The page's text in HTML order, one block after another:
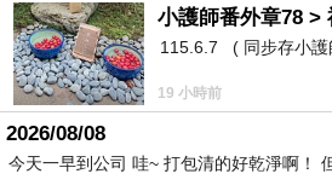
星期二，全職媽媽小米嘛生平第一
小護師番外章78 >
115.6.7 ( 同步存小護
19 小時前
2026/08/08
今天一早到公司 哇~ 打包清的好乾淨啊！